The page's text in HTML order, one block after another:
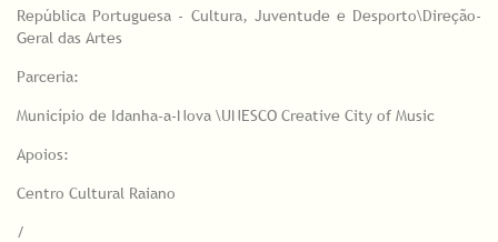
República Portuguesa - Cultura, Juventude e Desporto\Direção-
Geral das Artes
Parceria:
Município de Idanha-a-Nova \UNESCO Creative City of Music
Apoios:
Centro Cultural Raiano
/